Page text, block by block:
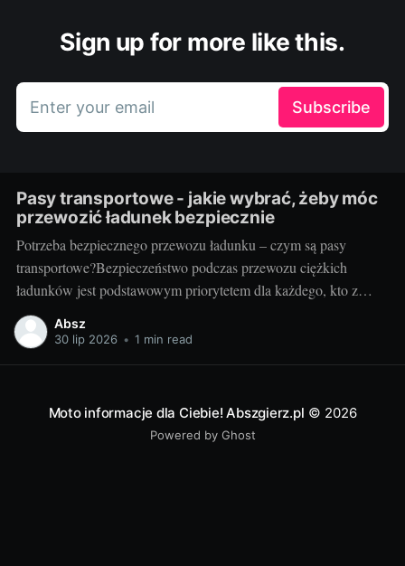
Sign up for more like this.
Enter your email Subscribe
Pasy transportowe - jakie wybrać, żeby móc
przewozić ładunek bezpiecznie
Potrzeba bezpiecznego przewozu ładunku – czym są pasy
transportowe?Bezpieczeństwo podczas przewozu ciężkich
ładunków jest podstawowym priorytetem dla każdego, kto z
powodzeniem chce prowadzić biznes w branży transportowej.
Aby zapewnić stabilność mocowania oraz uniknąć potencjalnie
kluczowych elementów tego
Absz
30 lip 2026 • 1 min read
Moto informacje dla Ciebie! Abszgierz.pl © 2026
Powered by Ghost